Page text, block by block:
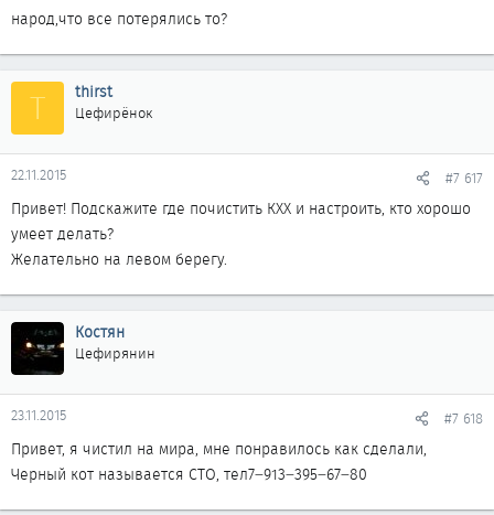
народ,что все потерялись то?
T thirst
Цефирёнок
22.11.2015 #7 617
Привет! Подскажите где почистить КХХ и настроить, кто хорошо
умеет делать?
Желательно на левом берегу.
Костян
Цефирянин
23.11.2015 #7 618
Привет, я чистил на мира, мне понравилось как сделали,
Черный кот называется СТО, тел7‒913‒395‒67‒80